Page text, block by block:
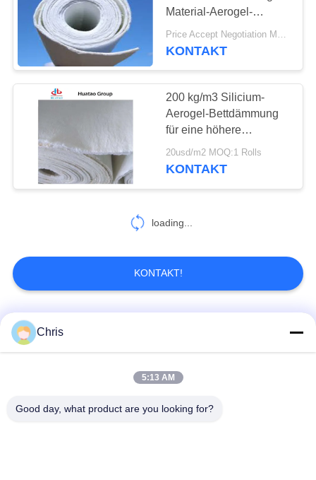
Material-Aerogel-
Decken-6mm
Price Accept Negotiation MOQ:eine Rolle
KONTAKT
200 kg/m3 Silicium-
Aerogel-Bettdämmung
für eine höhere
thermische Leistung
20usd/m2 MOQ:1 Rolls
KONTAKT
loading...
KONTAKT!
Beliebte Kategorien Alle
Industriewalzen
Chris
5:13 AM
Good day, what product are you looking for?